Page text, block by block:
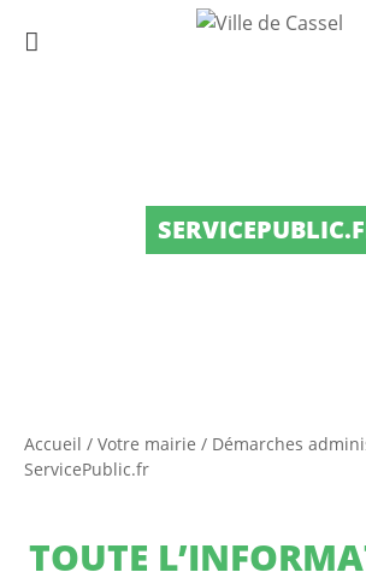
Accueil / Votre mairie / Démarches
ServicePublic.fr
TOUTE